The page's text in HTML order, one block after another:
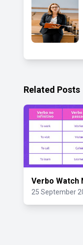
Related Posts
Verbo Watch
25 September